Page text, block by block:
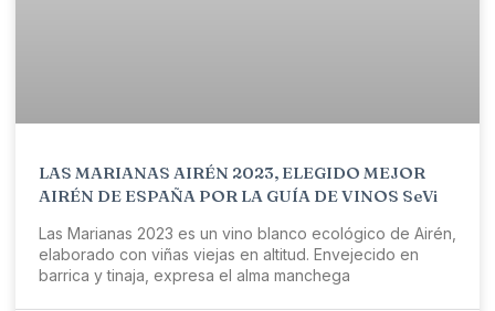
LAS MARIANAS AIRÉN 2023, ELEGIDO MEJOR
AIRÉN DE ESPAÑA POR LA GUÍA DE VINOS SeVi
Las Marianas 2023 es un vino blanco ecológico de Airén,
elaborado con viñas viejas en altitud. Envejecido en
barrica y tinaja, expresa el alma manchega